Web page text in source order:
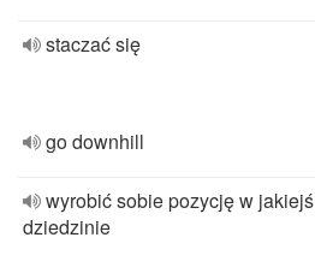
staczać się
go downhill
wyrobić sobie pozycję w jakiejś
dziedzinie